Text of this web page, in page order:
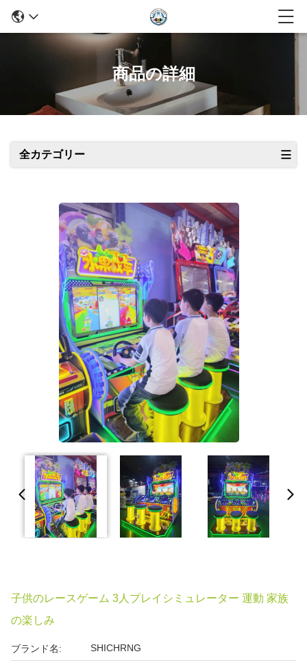
商品の詳細
全カテゴリー
子供のレースゲーム 3人プレイシミュレーター 運動 家族
の楽しみ
ブランド名: SHICHRNG